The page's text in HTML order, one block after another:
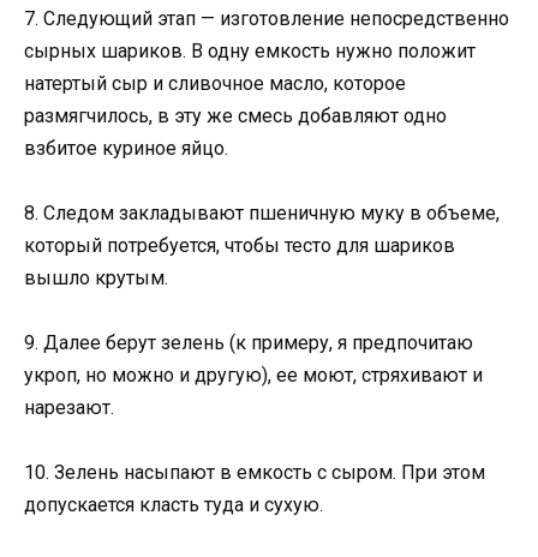
7. Следующий этап — изготовление непосредственно
сырных шариков. В одну емкость нужно положит
натертый сыр и сливочное масло, которое
размягчилось, в эту же смесь добавляют одно
взбитое куриное яйцо.
8. Следом закладывают пшеничную муку в объеме,
который потребуется, чтобы тесто для шариков
вышло крутым.
9. Далее берут зелень (к примеру, я предпочитаю
укроп, но можно и другую), ее моют, стряхивают и
нарезают.
10. Зелень насыпают в емкость с сыром. При этом
допускается класть туда и сухую.